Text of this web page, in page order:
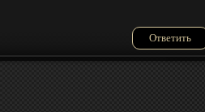
Ответить